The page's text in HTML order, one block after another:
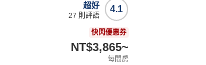
4.1
超好
27 則評語
快閃優惠券
NT$3,865~
每間房